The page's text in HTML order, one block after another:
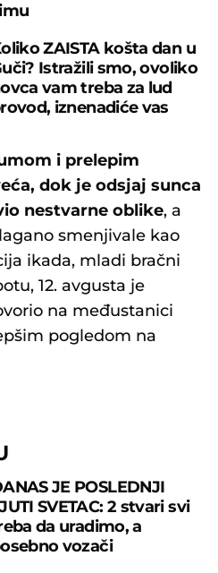
ZAISTA košta dan u
Istražili smo, ovoliko
vam treba za lud
iznenadiće vas
i prelepim
dok je odsjaj sunca
nestvarne oblike, a
smenjivale kao
ikada, mladi bračni
12. avgusta je
na međustanici
pogledom na
JE POSLEDNJI
SVETAC: 2 stvari svi
da uradimo, a
vozači